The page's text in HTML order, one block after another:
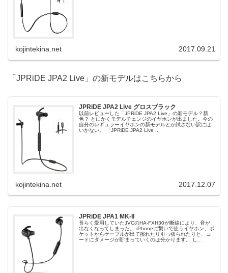
kojintekina.net 2017.09.21
「JPRiDE JPA2 Live」の新モデルはこちらから
JPRiDE JPA2 Live グロスブラック
以前レビューした「JPRiDE JPA2 Live」の新モデル？新
色？ とにかくモデルチェンジのイヤホンが出ました。今の
自分のレギュラーイヤホンの新モデルとか試さない訳には
いかない。 「JPRiDE JPA2 Live ...
kojintekina.net 2017.12.07
JPRiDE JPA1 MK-II
長らく愛用していたJVCのHA-FXH30が断線により、音が
出なくなってしまった。 iPhoneに繋いで使うイヤホン、ポ
ケットからケーブルが出て擦れたり引っ張られたりと、コ
ードにダメージが貯まっていくのは分かります。 し...